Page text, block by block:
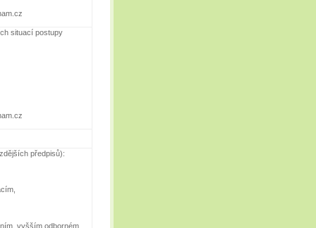
situací postupy
předpisů):
vyšším odborném